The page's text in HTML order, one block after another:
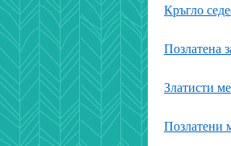
Кръгло
Позлатена
Златисти
Позлатени